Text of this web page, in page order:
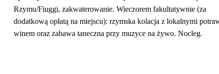
Rzymu/Fiuggi, zakwaterowanie. Wieczorem fakultatywnie (za
dodatkową opłatą na miejscu): rzymska kolacja z lokalnymi
winem oraz zabawa taneczna przy muzyce na żywo. Nocleg.